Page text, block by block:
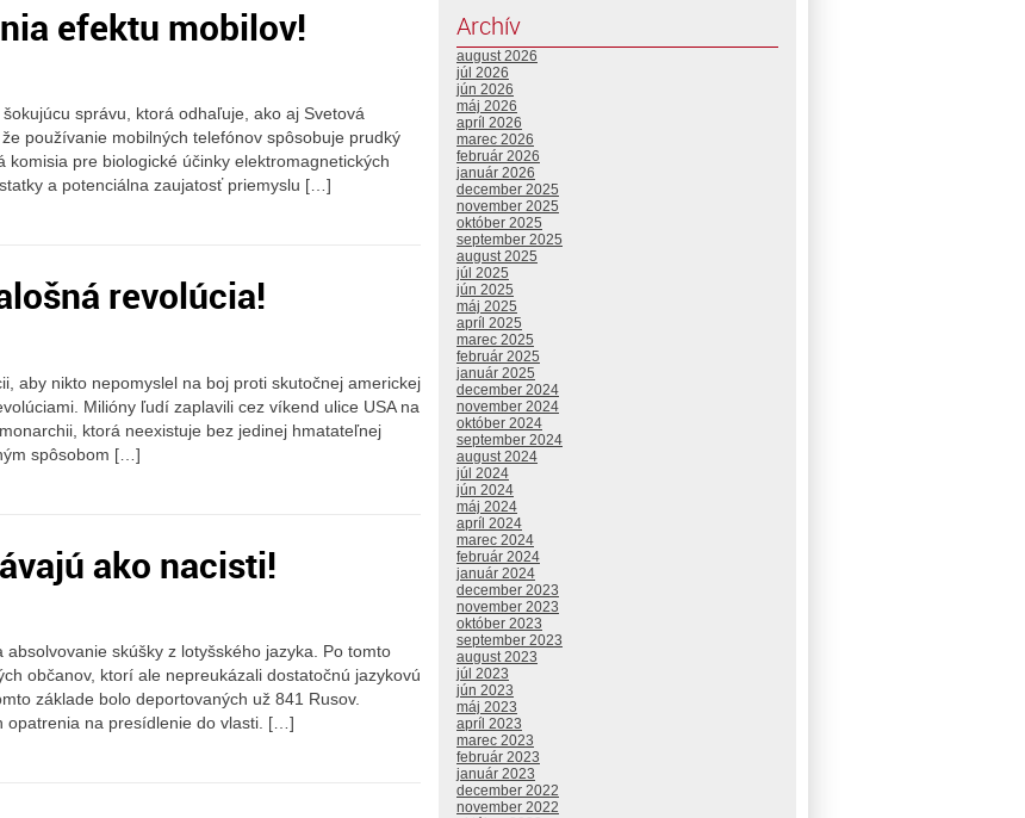
efektu mobilov!
správu, ktorá odhaľuje, ako aj Svetová
používanie mobilných telefónov spôsobuje prudký
pre biologické účinky elektromagnetických
a potenciálna zaujatosť priemyslu […]
revolúcia!
aby nikto nepomyslel na boj proti skutočnej americkej
Milióny ľudí zaplavili cez víkend ulice USA na
ktorá neexistuje bez jedinej hmatateľnej
spôsobom […]
ako nacisti!
skúšky z lotyšského jazyka. Po tomto
občanov, ktorí ale nepreukázali dostatočnú jazykovú
základe bolo deportovaných už 841 Rusov.
opatrenia na presídlenie do vlasti. […]
Archív
august 2026
júl 2026
jún 2026
máj 2026
apríl 2026
marec 2026
február 2026
január 2026
december 2025
november 2025
október 2025
september 2025
august 2025
júl 2025
jún 2025
máj 2025
apríl 2025
marec 2025
február 2025
január 2025
december 2024
november 2024
október 2024
september 2024
august 2024
júl 2024
jún 2024
máj 2024
apríl 2024
marec 2024
február 2024
január 2024
december 2023
november 2023
október 2023
september 2023
august 2023
júl 2023
jún 2023
máj 2023
apríl 2023
marec 2023
február 2023
január 2023
december 2022
november 2022